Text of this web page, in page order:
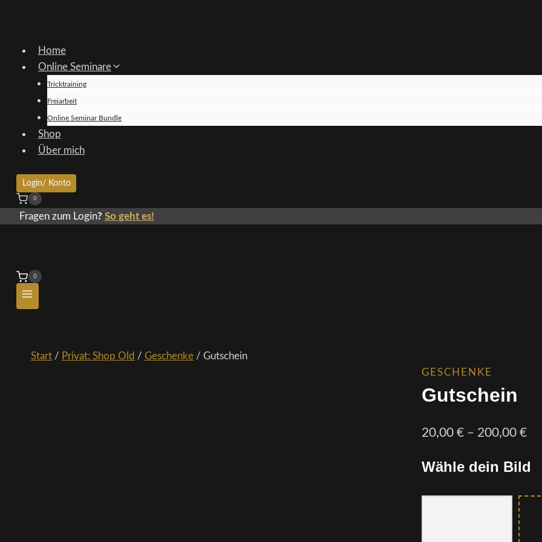
Home
Online Seminare
Tricktraining
Freiarbeit
Online Seminar Bundle
Shop
Über mich
Login/ Konto
0
Fragen zum Login? So geht es!
0
Start / Privat: Shop Old / Geschenke / Gutschein
GESCHENKE
Gutschein
20,00 € – 200,00 €
bis
Wähle dein Bild